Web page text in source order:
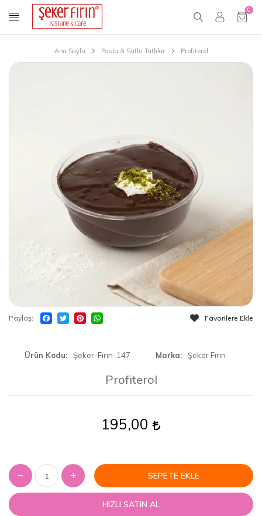
0
Ana Sayfa Pasta & Sütlü Tatlılar Profiterol
Paylaş Favorilere Ekle
Ürün Kodu Şeker-Fırın-147 Marka Şeker Fırın
Profiterol
195,00
SEPETE EKLE
HIZLI SATIN AL